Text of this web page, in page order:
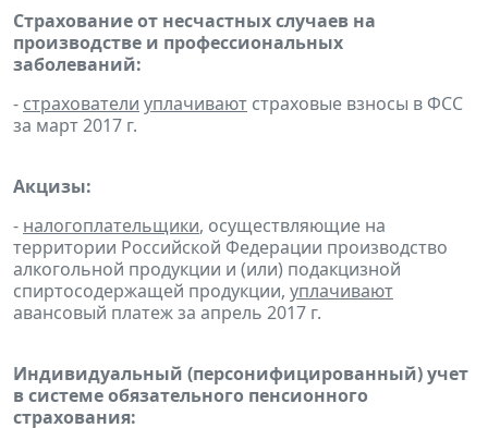
Страхование от несчастных случаев на
производстве и профессиональных
заболеваний:
- страхователи уплачивают страховые взносы в ФСС
за март 2017 г.
Акцизы:
- налогоплательщики, осуществляющие на
территории Российской Федерации производство
алкогольной продукции и (или) подакцизной
спиртосодержащей продукции, уплачивают
авансовый платеж за апрель 2017 г.
Индивидуальный (персонифицированный) учет
в системе обязательного пенсионного
страхования: